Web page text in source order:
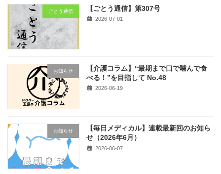
ごとう通信 【ごとう通信】第307号
2026-07-01
お知らせ
【介護コラム】“最期まで口で噛んで食
べる！”を目指して No.48
2026-06-19
お知らせ
【毎日メディカル】連載最新回のお知ら
せ（2026年6月）
2026-06-07